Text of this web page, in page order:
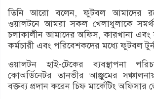
তিনি আরো বলেন, ফুটবল আমাদের
ওয়ালটনে আমরা সকল খেলাধুলাকে
চলাকালীন আমাদের অফিস, কারখানা এবং
কর্মচারী এবং পরিবেশকদের মধ্যে ফুটবল
ওয়ালটন হাই-টেকের ব্যবস্থাপনা
কোঅর্ডিনেটর তানভীর আঞ্জুমের
বক্তব্য প্রদান করেন চিফ মার্কেটিং